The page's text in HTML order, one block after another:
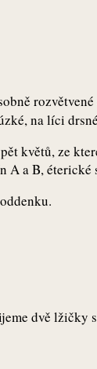
na líci
květů, ze
a B, éterické
dvě